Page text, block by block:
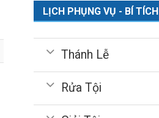
LỊCH PHỤNG VỤ - BÍ TÍCH
Thánh Lễ
Rửa Tội